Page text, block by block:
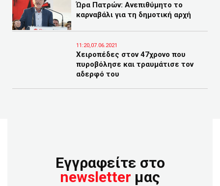
Ώρα Πατρών: Ανεπιθύμητο το
καρναβάλι για τη δημοτική αρχή
11:20,07.06.2021
Χειροπέδες στον 47χρονο που
πυροβόλησε και τραυμάτισε τον
αδερφό του
Εγγραφείτε στο
newsletter μας